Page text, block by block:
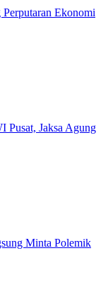
Ekonomi
Pusat, Jaksa Agung
Minta Polemik